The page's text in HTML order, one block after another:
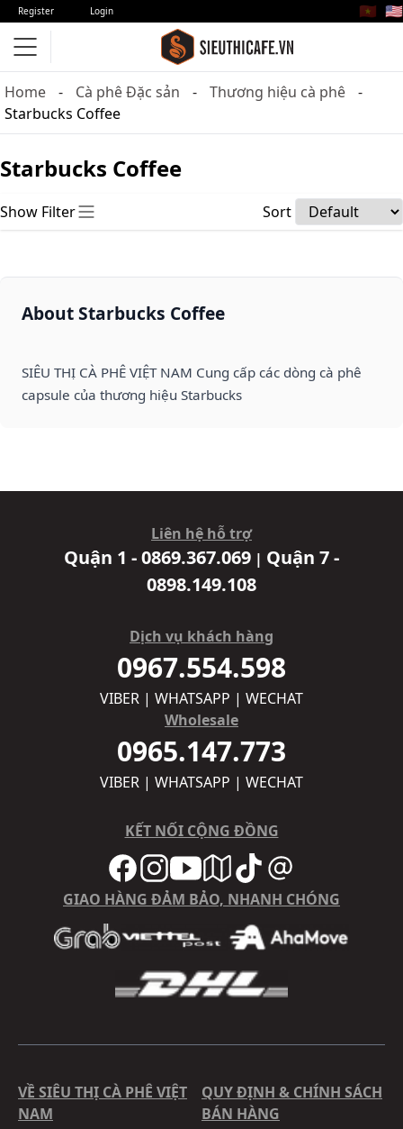
Register Login 🇻🇳 🇺🇸
Home Cà phê Đặc sản
Thương hiệu cà phê
Starbucks Coffee
Starbucks Coffee
Show Filter Sort
About Starbucks Coffee
SIÊU THỊ CÀ PHÊ VIỆT NAM Cung cấp các dòng cà phê
capsule của thương hiệu Starbucks
Liên hệ hỗ trợ
Quận 1 - 0869.367.069 | Quận 7 -
0898.149.108
Dịch vụ khách hàng
0967.554.598
VIBER | WHATSAPP | WECHAT
Wholesale
0965.147.773
VIBER | WHATSAPP | WECHAT
KẾT NỐI CỘNG ĐỒNG
GIAO HÀNG ĐẢM BẢO, NHANH CHÓNG
VỀ SIÊU THỊ CÀ PHÊ VIỆT
NAM
QUY ĐỊNH & CHÍNH SÁCH
BÁN HÀNG